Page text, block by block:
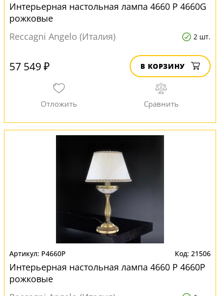
Интерьерная настольная лампа 4660 P 4660G
рожковые
Reccagni Angelo (Италия)
2 шт.
57 549 ₽ В КОРЗИНУ
P4660P 21506
Интерьерная настольная лампа 4660 P 4660P
рожковые